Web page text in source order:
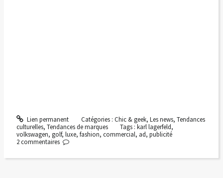
Lien permanent Catégories : Chic & geek, Les news, Tendances
culturelles, Tendances de marques Tags :karl lagerfeld,
volkswagen, golf, luxe, fashion, commercial, ad, publicité
2 commentaires